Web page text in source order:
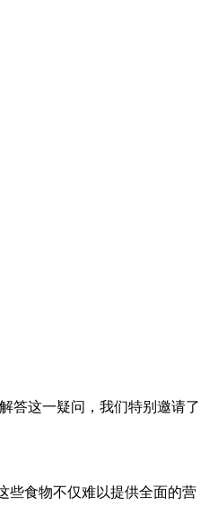
答这一疑问，我们特别邀请了
些食物不仅难以提供全面的营